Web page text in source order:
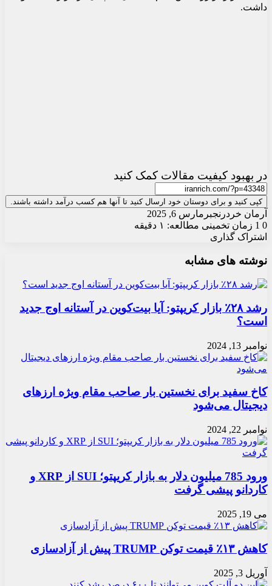
داشت.
در بهبود کیفیت مقالات کمک کنید
کپی کنید و برای دوستان خود ارسال کنید تا آنها هم کسب درآمد داشته باشند.
آرمان خردرنجبر مارس 6, 2025
0
زمان تخمینی مطالعه: ۱ دقیقه
اشتراک گذاری
بوک
آپ
ایمیل
نوشته های مشابه
رشد ۲۸٪ بازار کریپتو: آیا بیت‌کوین در آستانه اوج جدید
است؟
نوامبر 13, 2024
کاخ سفید برای نخستین بار صاحب مقام ویژه ارزهای
دیجیتال می‌شود
نوامبر 22, 2024
ورود 785 میلیون دلار به بازار کریپتو؛ SUI از XRP و
کاردانو پیشی گرفت
می 19, 2025
کاهش ۱۳٪ قیمت توکن TRUMP پیش از آزادسازی
آوریل 3, 2025